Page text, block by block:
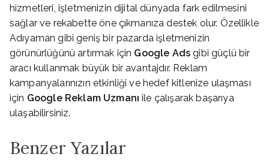
hizmetleri, işletmenizin dijital dünyada fark edilmesini
sağlar ve rekabette öne çıkmanıza destek olur. Özellikle
Adıyaman gibi geniş bir pazarda işletmenizin
görünürlüğünü artırmak için Google Ads gibi güçlü bir
aracı kullanmak büyük bir avantajdır. Reklam
kampanyalarınızın etkinliği ve hedef kitlenize ulaşması
için Google Reklam Uzmanı ile çalışarak başarıya
ulaşabilirsiniz.
Benzer Yazılar